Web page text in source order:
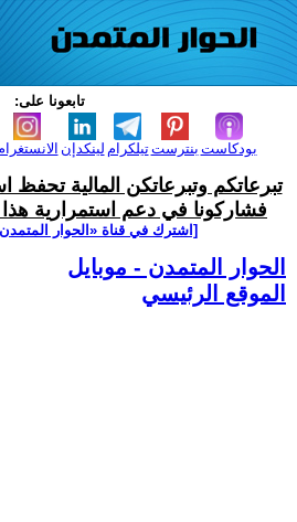
تابعونا على:
لينكدإن تيلكرامبنترست بودكاست
تبرعاتكم وتبرعاتكن المالية تحفظ
فشاركونا في دعم استمرارية هذا
[اشترك في قناة ‫«الحوار
الحوار المتمدن - موبايل
الموقع الرئيسي